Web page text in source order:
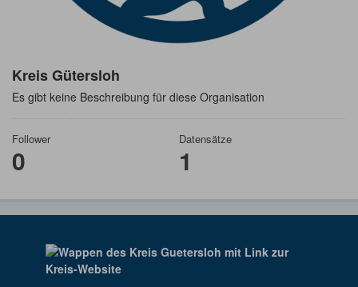
Kreis Gütersloh
Es gibt keine Beschreibung für diese Organisation
Follower
0
Datensätze
1